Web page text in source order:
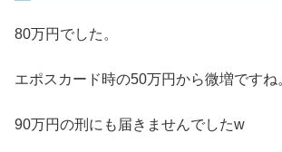
80万円でした。
エポスカード時の50万円から微増ですね
90万円の刑にも届きませんでしたw